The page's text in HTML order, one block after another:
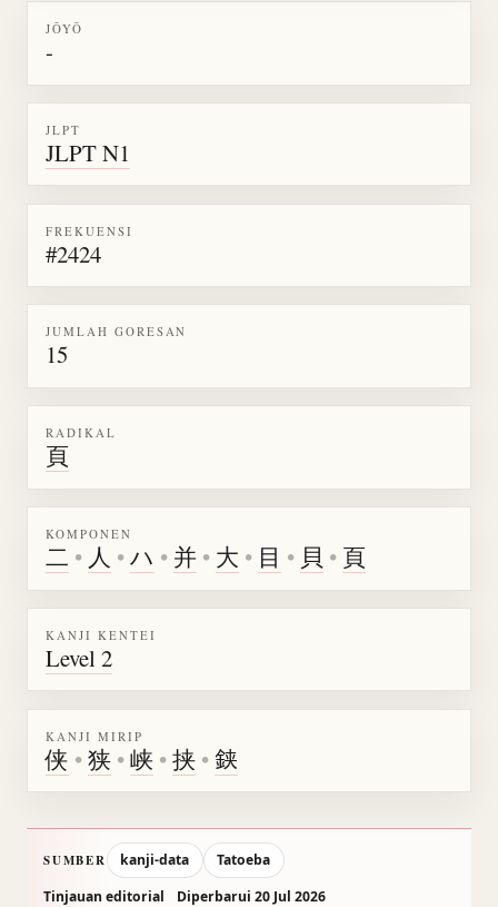
JŌYŌ
-
JLPT
JLPT N1
FREKUENSI
#2424
JUMLAH GORESAN
15
RADIKAL
頁
KOMPONEN
二 • 人 •ハ • 并 • 大 • 目 • 貝 • 頁
KANJI KENTEI
Level 2
KANJI MIRIP
侠 •狭 •峡 •挟 • 𨦇
SUMBER kanji-data
Tatoeba
Tinjauan editorial
Diperbarui 20 Jul 2026